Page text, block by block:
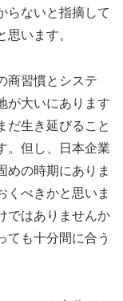
らないと指摘して
います。
商習慣とシステ
が大いにあります
だ生き延びること
。但し、日本企業
めの時期にありま
くべきかと思いま
ではありませんか
ても十分間に合う